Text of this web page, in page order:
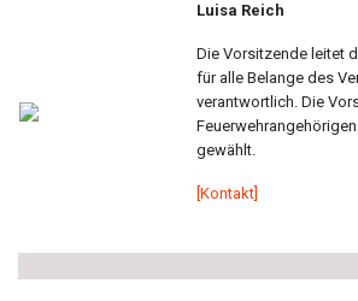
Luisa Reich
Die Vorsitzende leitet
für alle Belange des
verantwortlich. Die
gewählt.
[Kontakt]